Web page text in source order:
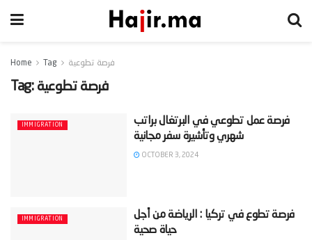
Home Tag فرصة تطوعية
Tag: فرصة تطوعية
IMMIGRATION
‫فرصة عمل تطوعي في البرتغال براتب
شهري وتأشيرة سفر مجانية‬
OCTOBER 3, 2024
IMMIGRATION
‫فرصة تطوع في تركيا : الرياضة من أجل
حياة صحية‬